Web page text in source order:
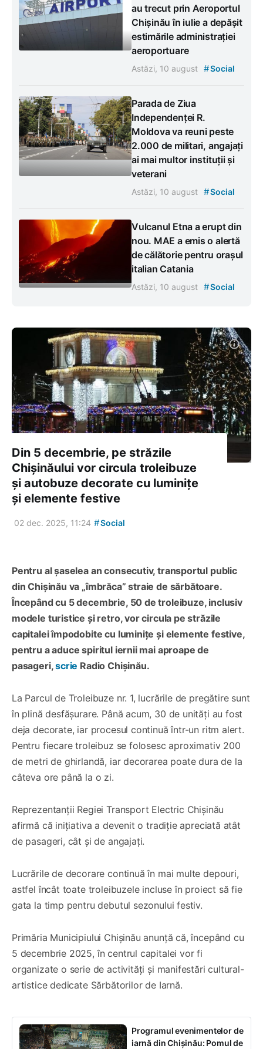
au trecut prin Aeroportul
Chișinău în iulie a depășit
estimările administrației
aeroportuare
Astăzi, 10 august #Social
Parada de Ziua
Independenței R.
Moldova va reuni peste
2.000 de militari, angajați
ai mai multor instituții și
veterani
Astăzi, 10 august #Social
Vulcanul Etna a erupt din
nou. MAE a emis o alertă
de călătorie pentru orașul
italian Catania
Astăzi, 10 august #Social
Din 5 decembrie, pe străzile
Chișinăului vor circula troleibuze
și autobuze decorate cu luminițe
și elemente festive
02 dec. 2025, 11:24 #Social
Pentru al șaselea an consecutiv, transportul public
din Chișinău va „îmbrăca” straie de sărbătoare.
Începând cu 5 decembrie, 50 de troleibuze, inclusiv
modele turistice și retro, vor circula pe străzile
capitalei împodobite cu luminițe și elemente festive,
pentru a aduce spiritul iernii mai aproape de
pasageri,scrie Radio Chișinău.
La Parcul de Troleibuze nr. 1, lucrările de pregătire sunt
în plină desfășurare. Până acum, 30 de unități au fost
deja decorate, iar procesul continuă într-un ritm alert.
Pentru fiecare troleibuz se folosesc aproximativ 200
de metri de ghirlandă, iar decorarea poate dura de la
câteva ore până la o zi.
Reprezentanții Regiei Transport Electric Chișinău
afirmă că inițiativa a devenit o tradiție apreciată atât
de pasageri, cât și de angajați.
Lucrările de decorare continuă în mai multe depouri,
astfel încât toate troleibuzele incluse în proiect să fie
gata la timp pentru debutul sezonului festiv.
Primăria Municipiului Chișinău anunță că, începând cu
5 decembrie 2025, în centrul capitalei vor fi
organizate o serie de activități și manifestări cultural-
artistice dedicate Sărbătorilor de Iarnă.
Programul evenimentelor de
iarnă din Chișinău: Pomul de